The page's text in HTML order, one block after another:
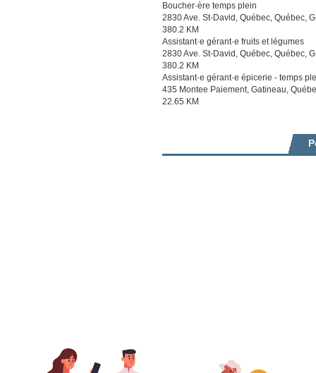
Boucher·ère temps plein
2830 Ave. St-David, Québec, Québec,
380.2 KM
Assistant·e gérant·e fruits et légumes
2830 Ave. St-David, Québec, Québec,
380.2 KM
Assistant·e gérant·e épicerie - temps
435 Montee Paiement, Gatineau,
22.65 KM